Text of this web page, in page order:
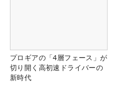
プロギアの「4層フェース」が
切り開く高初速ドライバーの
新時代